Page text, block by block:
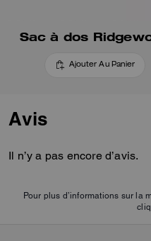
Sac à dos
Ajouter Au Panier
Avis
Il n’y a pas encore d’avis.
Pour plus d’informations sur la